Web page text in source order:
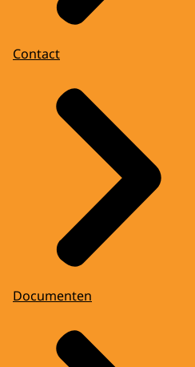
Contact
Documenten